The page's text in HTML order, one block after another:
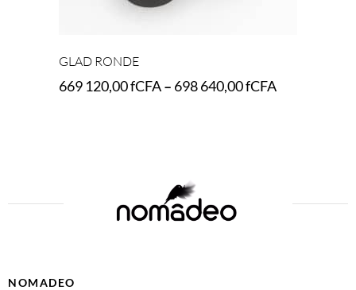
GLAD RONDE
669 120,00fCFA– 698 640,00fCFA
NOMADEO